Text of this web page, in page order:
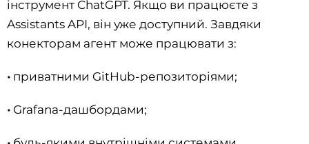
інструмент ChatGPT. Якщо ви працюєте з
Assistants API, він уже доступний. Завдяки
конекторам агент може працювати з:
• приватними GitHub-репозиторіями;
• Grafana-дашбордами;